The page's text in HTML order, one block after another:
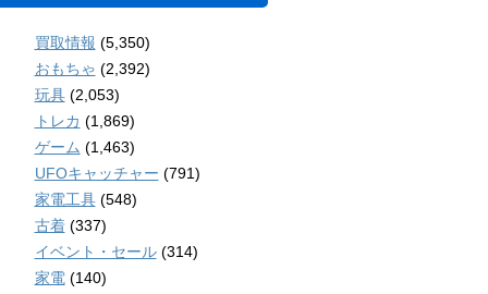
買取情報 (5,350)
おもちゃ (2,392)
玩具(2,053)
トレカ (1,869)
ゲーム (1,463)
UFOキャッチャー (791)
家電工具(548)
古着(337)
イベント・セール(314)
家電(140)